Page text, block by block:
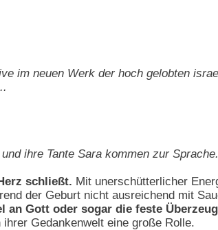
im neuen Werk der hoch gelobten
ihre Tante Sara kommen zur Sprache.
schließt. Mit unerschütterlicher
der Geburt nicht ausreichend mit
an Gott oder sogar die feste
Gedankenwelt eine große Rolle.